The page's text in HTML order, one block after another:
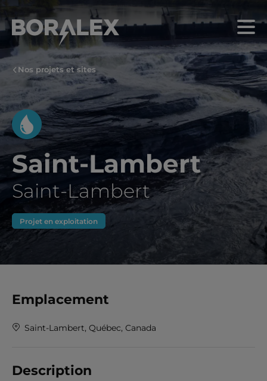
Aller
au
contenu
principal
Menu
Nos projets et sites
Saint-Lambert
Saint-Lambert
Projet en exploitation
Emplacement
Saint-Lambert, Québec, Canada
Description